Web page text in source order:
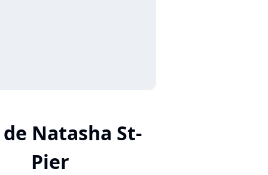
Natasha St-
Pier